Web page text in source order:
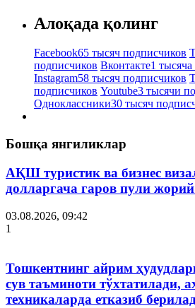
Алоқада қолинг
Facebook65 тысяч подписчиков
подписчиков Вконтакте1
Instagram58 тысяч подписчиков
подписчиков Youtube3 тысячи
Одноклассники30 тысяч
Бошқа янгиликлар
АҚШ туристик ва бизнес
долларгача гаров пули
03.08.2026, 09:42
1
Тошкентнинг айрим
сув таъминоти тўхтатилади,
техникаларда етказиб